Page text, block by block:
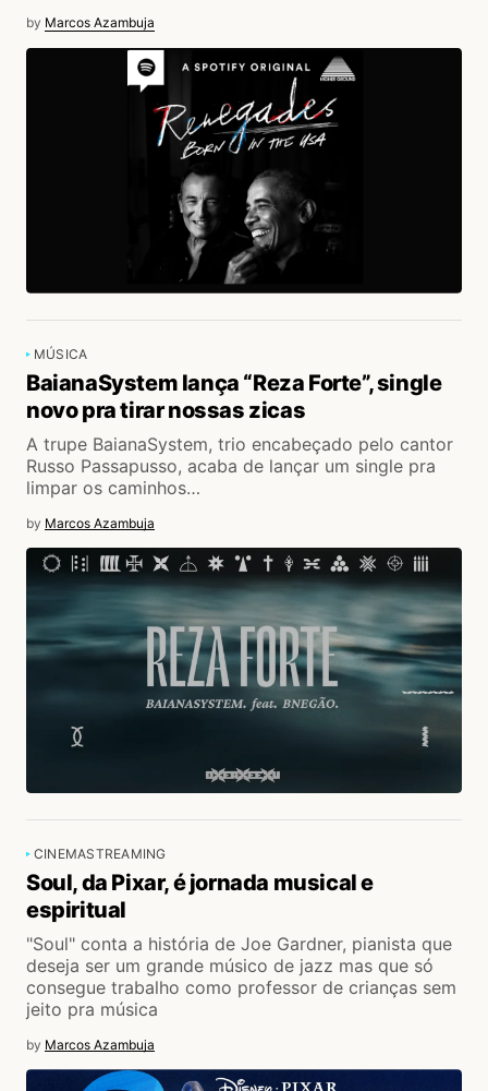
by Marcos Azambuja
MÚSICA
BaianaSystem lança “Reza Forte”, single
novo pra tirar nossas zicas
A trupe BaianaSystem, trio encabeçado pelo cantor
Russo Passapusso, acaba de lançar um single pra
limpar os caminhos…
by Marcos Azambuja
CINEMASTREAMING
Soul, da Pixar, é jornada musical e
espiritual
"Soul" conta a história de Joe Gardner, pianista que
deseja ser um grande músico de jazz mas que só
consegue trabalho como professor de crianças sem
jeito pra música
by Marcos Azambuja